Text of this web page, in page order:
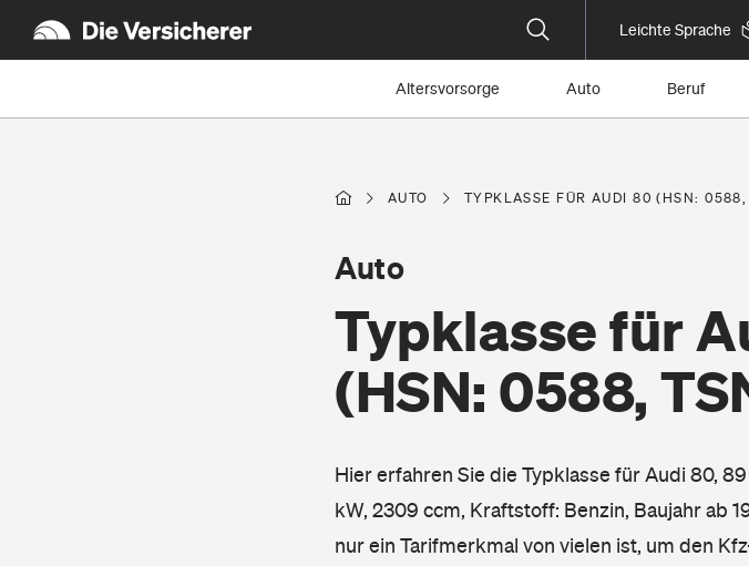
Leichte Sprache
Altersvorsorge Auto Beruf
AUTO TYPKLASSE FÜR AUDI 80 (HSN:
Typklasse für
(HSN: 0588,
Auto
Hier erfahren Sie die Typklasse für Audi 80,
kW, 2309 ccm, Kraftstoff: Benzin, Baujahr ab
nur ein Tarifmerkmal von vielen ist, um den